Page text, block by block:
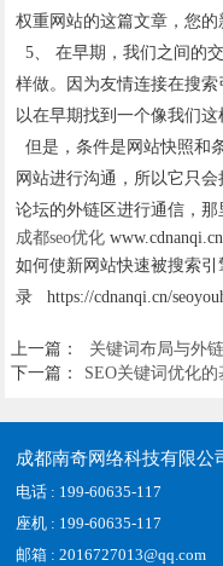
权重网站的这篇文章，您的
5、 在早期，我们之间的
样做。因为友情连接在搜
以在早期找到一个像我们这
但是，条件是网站快照和
网站进行沟通，所以它只
论坛的外链区进行通信，那
成都seo优化 www.cdnanqi.cn
如何使新网站快速被搜索引
录 https://cdnanqi.cn/
上一篇：
关键词布局与外
下一篇：
SEO关键词优化
成都南奇网络科技有限公
电话 : 199-60635-117
座机 : 199-60635-117
邮箱 : 2016727013@qq.com